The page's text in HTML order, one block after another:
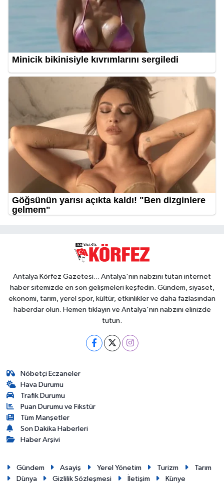
Antalya Körfez Gazetesi... Antalya'nın nabzını tutan internet
haber sitemizde en son gelişmeleri keşfedin. Gündem, siyaset,
ekonomi, tarım, yerel spor, kültür, etkinlikler ve daha fazlasından
haberdar olun. Hemen tıklayın ve Antalya'nın nabzını elinizde
tutun.
Nöbetçi Eczaneler
Hava Durumu
Trafik Durumu
Puan Durumu ve Fikstür
Tüm Manşetler
Son Dakika Haberleri
Haber Arşivi
Gündem Asayiş Yerel Yönetim Turizm
Tarım
Dünya
Gizlilik Sözleşmesi İletişim Künye